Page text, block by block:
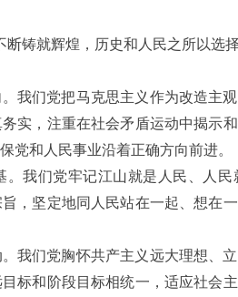
断铸就辉煌，历史和人民之所以选
们党把马克思主义作为改造主观
实，注重在社会矛盾运动中揭示
党和人民事业沿着正确方向前进。
我们党牢记江山就是人民、人民
，坚定地同人民站在一起、想在
我们党胸怀共产主义远大理想、
标和阶段目标相统一，适应社会